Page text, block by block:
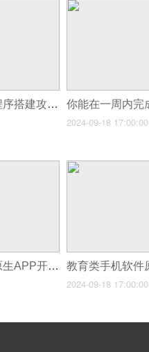
实现爆款功能的小程序搭建攻略‌
2024-09-18 17:00:00
金融领域手机软件原生APP开发的要点‌
2024-09-18 17:00:00